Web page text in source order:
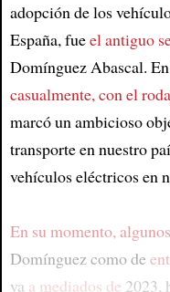
adopción de los
España, fueel antiguo
Domínguez Abascal.
casualmente, con el
marcó un ambicioso
transporte en nuestro
vehículos eléctricos en
En su momento,
Domínguez como de
ya a mediados de 2023,